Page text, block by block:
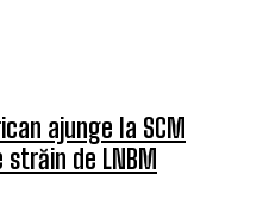
ajunge la SCM
de LNBM